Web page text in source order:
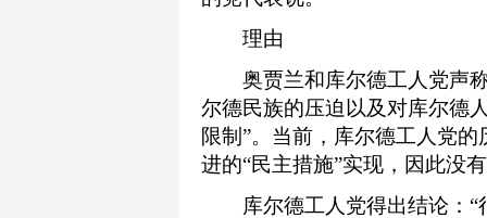
理由
奥贾兰和库尔德工人党声称
尔德民族的压迫以及对库尔德
限制”。当前，库尔德工人党
进的“民主措施”实现，因此没
库尔德工人党得出结论：“